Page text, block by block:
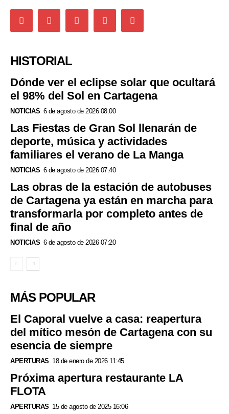
HISTORIAL
Dónde ver el eclipse solar que ocultará
el 98% del Sol en Cartagena
NOTICIAS 6 de agosto de 2026 08:00
Las Fiestas de Gran Sol llenarán de
deporte, música y actividades
familiares el verano de La Manga
NOTICIAS 6 de agosto de 2026 07:40
Las obras de la estación de autobuses
de Cartagena ya están en marcha para
transformarla por completo antes de
final de año
NOTICIAS 6 de agosto de 2026 07:20
MÁS POPULAR
El Caporal vuelve a casa: reapertura
del mítico mesón de Cartagena con su
esencia de siempre
APERTURAS 18 de enero de 2026 11:45
Próxima apertura restaurante LA
FLOTA
APERTURAS 15 de agosto de 2025 16:06